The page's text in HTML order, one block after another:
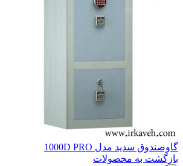
گاوصندوق سدید مدل 1000D PRO
بازگشت به محصولات